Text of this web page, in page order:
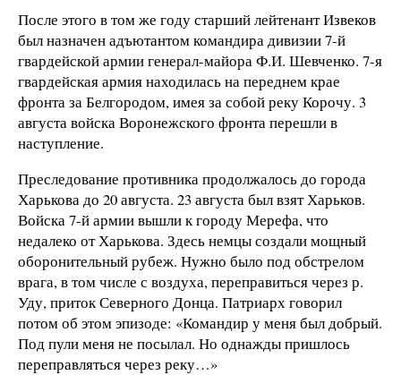
После этого в том же году старший лейтенант Извеков
был назначен адъютантом командира дивизии 7-й
гвардейской армии генерал-майора Ф.И. Шевченко. 7-я
гвардейская армия находилась на переднем крае
фронта за Белгородом, имея за собой реку Корочу. 3
августа войска Воронежского фронта перешли в
наступление.
Преследование противника продолжалось до города
Харькова до 20 августа. 23 августа был взят Харьков.
Войска 7-й армии вышли к городу Мерефа, что
недалеко от Харькова. Здесь немцы создали мощный
оборонительный рубеж. Нужно было под обстрелом
врага, в том числе с воздуха, переправиться через р.
Уду, приток Северного Донца. Патриарх говорил
потом об этом эпизоде: «Командир у меня был добрый.
Под пули меня не посылал. Но однажды пришлось
переправляться через реку…»